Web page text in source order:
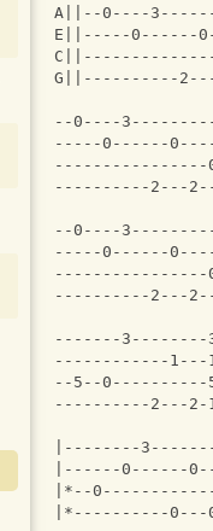
A||--0----
E||-----0------
G||----------
--0----
-----0------
----------------
----------2---
--0----
-----0------
----------------
----------2---
-------
------------1---
--5--
----------2---
|--------
|------0------
|*--
|*----------